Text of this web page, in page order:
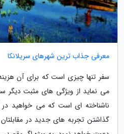
معرفی جذاب ترین شهرهای سریلانکا
سفر تنها چیزی است که برای آن هزینه
می نماید از ویژگی های مثبت دیگر
ناشناخته ای است که می خواهید در
گذاشتن تجربه های جدید در